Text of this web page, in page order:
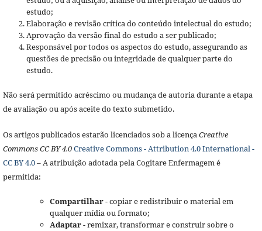
estudo;
Elaboração e revisão crítica do conteúdo intelectual do estudo;
Aprovação da versão final do estudo a ser publicado;
Responsável por todos os aspectos do estudo, assegurando as
questões de precisão ou integridade de qualquer parte do
estudo.
Não será permitido acréscimo ou mudança de autoria durante a etapa
de avaliação ou após aceite do texto submetido.
Os artigos publicados estarão licenciados sob a licençaCreative
Commons CC BY 4.0Creative Commons - Attribution 4.0 International -
CC BY 4.0– A atribuição adotada pela Cogitare Enfermagem é
permitida:
Compartilhar- copiar e redistribuir o material em
qualquer mídia ou formato;
Adaptar- remixar, transformar e construir sobre o